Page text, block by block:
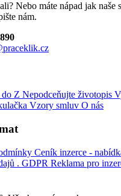
Nebo máte nápad jak naše
nám.
Z Nepodceňujte životopis
Vzory smluv O nás
Ceník inzerce -
. GDPR Reklama pro